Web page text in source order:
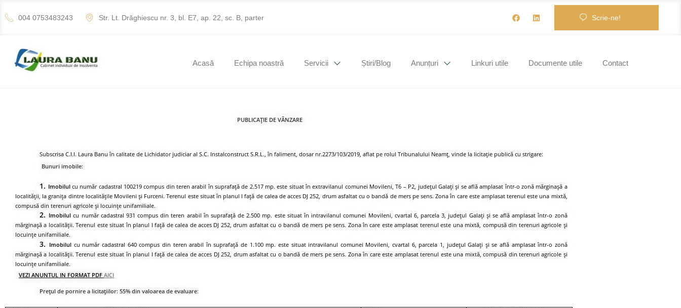
004 0753483243 Str. Lt. Drăghiescu nr. 3, bl. E7, ap. 22, sc. B, parter Scrie-ne!
Acasă Echipa noastră Servicii Știri/Blog Anunțuri Linkuri utile Documente utile Contact
PUBLICAȚIE DE VÂNZARE
Subscrisa C.I.I. Laura Banu în calitate de Lichidator judiciar al S.C. Instalconstruct S.R.L., în faliment, dosar nr.2273/103/2019, aflat pe rolul Tribunalului Neamț, vinde la licitaţie publică cu strigare:
Bunuri imobile:
1. Imobilul cu număr cadastral 100219 compus din teren arabil în suprafaţă de 2.517 mp. este situat în extravilanul comunei Movileni, T6 – P2, judeţul Galaţi şi se află amplasat într-o zonă mărginaşă a
localităţii, la graniţa dintre localităţile Movileni şi Furceni. Terenul este situat în planul I faţă de calea de acces DJ 252, drum asfaltat cu o bandă de mers pe sens. Zona în care este amplasat terenul este una mixtă,
compusă din terenuri agricole şi locuinţe unifamiliale.
2. Imobilulcu număr cadastral 931 compus din teren arabil în suprafaţă de 2.500 mp. este situat în intravilanul comunei Movileni, cvartal 6, parcela 3, judeţul Galaţi şi se află amplasat într-o zonă
mărginaşă a localităţii. Terenul este situat în planul I faţă de calea de acces DJ 252, drum asfaltat cu o bandă de mers pe sens. Zona în care este amplasat terenul este una mixtă, compusă din terenuri agricole şi
locuinţe unifamiliale.
3. Imobilul cu număr cadastral 640 compus din teren arabil în suprafaţă de 1.100 mp. este situat intravilanul comunei Movileni, cvartal 6, parcela 1, judeţul Galaţi şi se află amplasat într-o zonă
mărginaşă a localităţii. Terenul este situat în planul I faţă de calea de acces DJ 252, drum asfaltat cu o bandă de mers pe sens. Zona în care este amplasat terenul este una mixtă, compusă din terenuri agricole şi
locuinţe unifamiliale.
VEZI ANUNTUL IN FORMAT PDF AICI
Preţul de pornire a licitaţiilor: 55% din valoarea de evaluare: